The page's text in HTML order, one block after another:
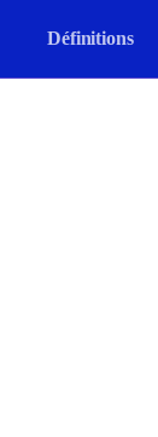
Définitions